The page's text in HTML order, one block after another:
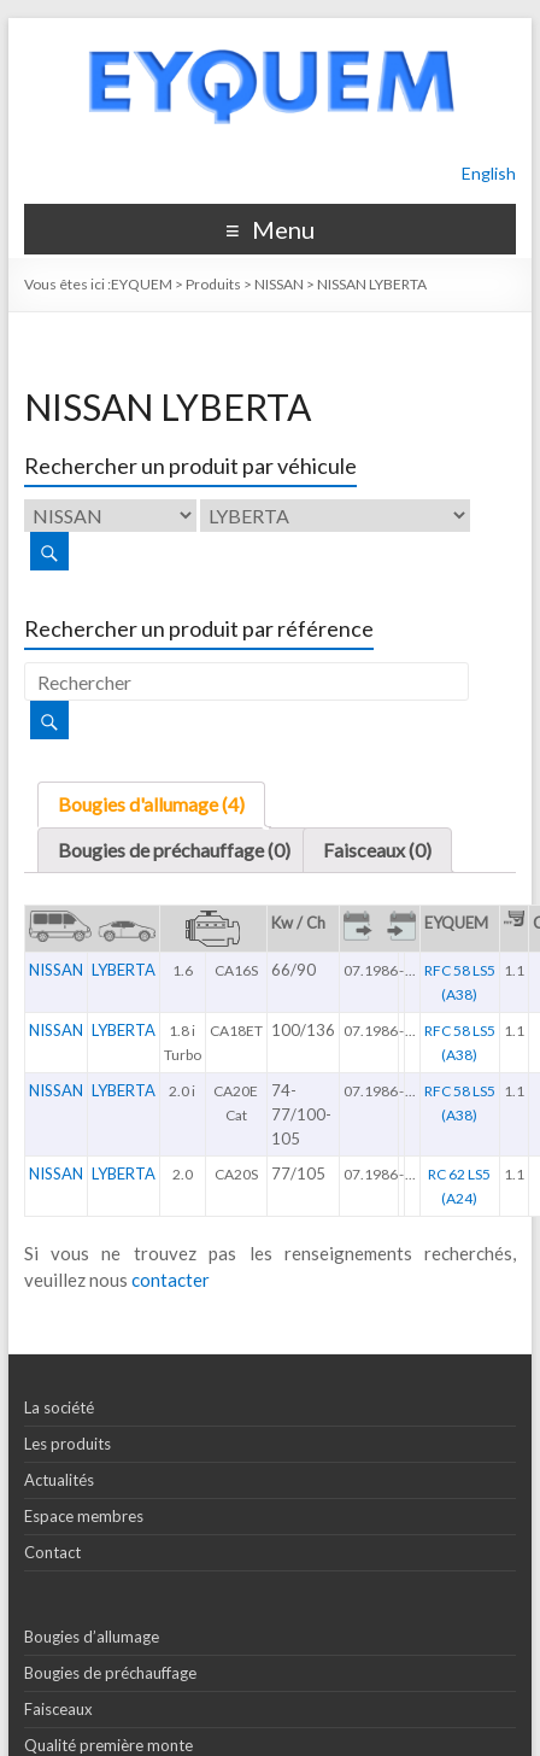
English
Menu
Vous êtes ici :EYQUEM > Produits > NISSAN > NISSAN LYBERTA
NISSAN LYBERTA
Rechercher un produit par véhicule
Rechercher un produit par référence
Bougies d'allumage (4)
Bougies de préchauffage (0)
Faisceaux (0)
Kw / Ch EYQUEM
NISSAN LYBERTA 1.6 CA16S 66/90 07.1986-
RFC 58 LS5
(A38)
1.1
NISSAN LYBERTA
1.8 i
Turbo
CA18ET 100/136 07.1986-
RFC 58 LS5
(A38)
1.1
NISSAN LYBERTA 2.0 i
CA20E
Cat
74-
77/100-
105
07.1986-
RFC 58 LS5
(A38)
1.1
NISSAN LYBERTA 2.0 CA20S 77/105 07.1986-
RC 62 LS5
(A24)
1.1
Si vous ne trouvez pas les renseignements recherchés,
veuillez nous contacter
La société
Les produits
Actualités
Espace membres
Contact
Bougies d’allumage
Bougies de préchauffage
Faisceaux
Qualité première monte